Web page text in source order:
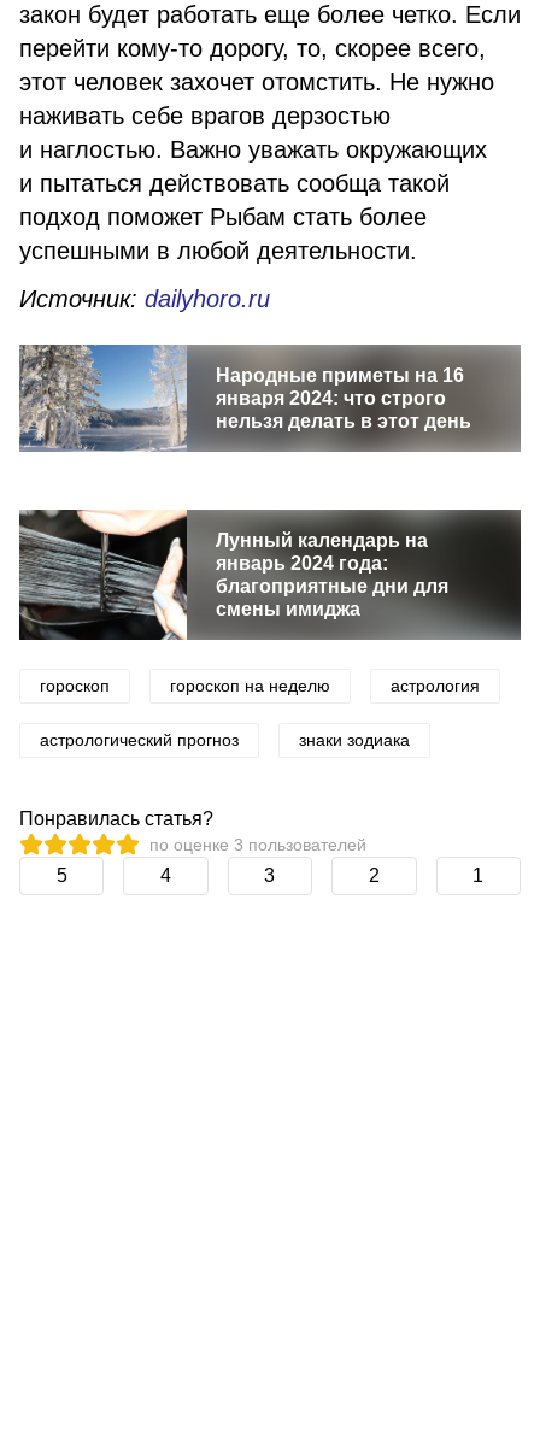
закон будет работать еще более четко. Если
перейти кому-то дорогу, то, скорее всего,
этот человек захочет отомстить. Не нужно
наживать себе врагов дерзостью
и наглостью. Важно уважать окружающих
и пытаться действовать сообща такой
подход поможет Рыбам стать более
успешными в любой деятельности.
Источник: dailyhoro.ru
Народные приметы на 16
января 2024: что строго
нельзя делать в этот день
Лунный календарь на
январь 2024 года:
благоприятные дни для
смены имиджа
гороскоп гороскоп на неделю астрология
астрологический прогноз знаки зодиака
Понравилась статья?
по оценке 3 пользователей
5 4 3 2 1